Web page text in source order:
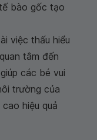
bào gốc tạo
việc thấu hiểu
tâm đến
các bé vui
trường của
hiệu quả